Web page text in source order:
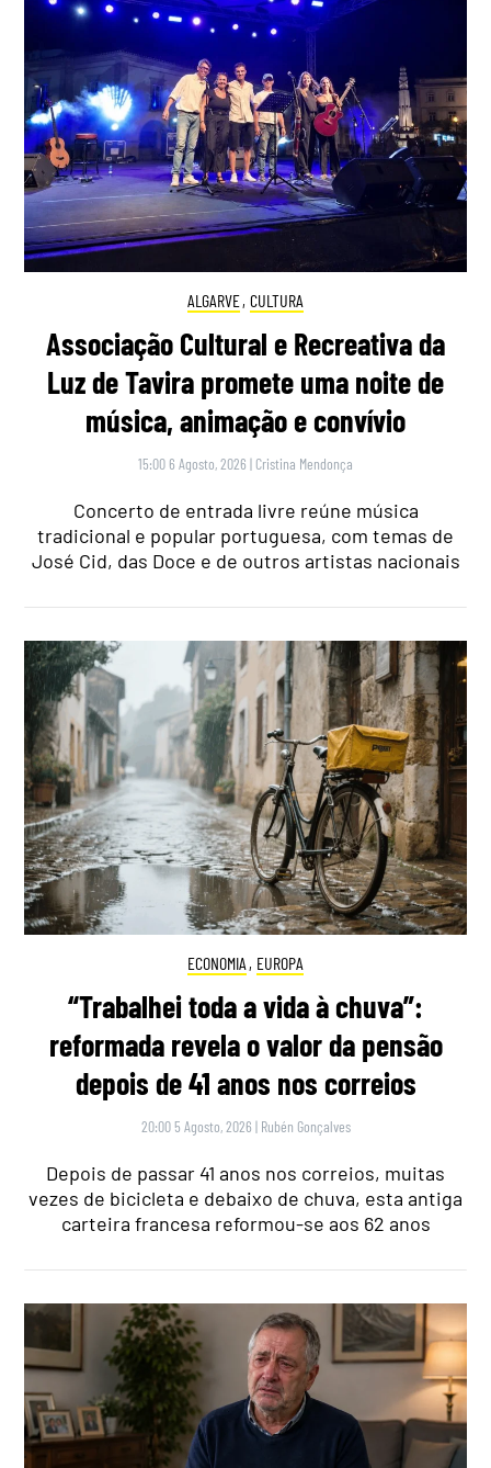
ALGARVE, CULTURA
Associação Cultural e Recreativa da
Luz de Tavira promete uma noite de
música, animação e convívio
15:00 6 Agosto, 2026 | Cristina Mendonça
Concerto de entrada livre reúne música
tradicional e popular portuguesa, com temas de
José Cid, das Doce e de outros artistas nacionais
ECONOMIA , EUROPA
“Trabalhei toda a vida à chuva”:
reformada revela o valor da pensão
depois de 41 anos nos correios
20:00 5 Agosto, 2026 | Rubén Gonçalves
Depois de passar 41 anos nos correios, muitas
vezes de bicicleta e debaixo de chuva, esta antiga
carteira francesa reformou-se aos 62 anos